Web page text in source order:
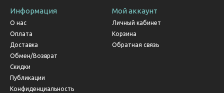
Информация
О нас
Оплата
Доставка
Обмен/Возврат
Скидки
Публикации
Конфиденциальность
Мой аккаунт
Личный кабинет
Корзина
Обратная связь